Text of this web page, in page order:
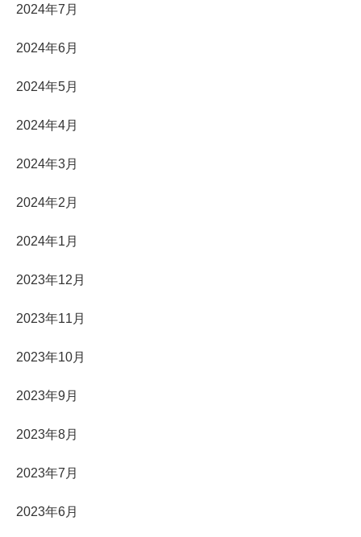
2024年7月
2024年6月
2024年5月
2024年4月
2024年3月
2024年2月
2024年1月
2023年12月
2023年11月
2023年10月
2023年9月
2023年8月
2023年7月
2023年6月